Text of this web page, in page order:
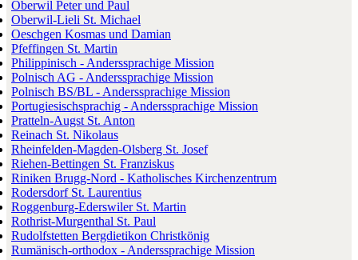
Oberwil Peter und Paul
Oberwil-Lieli St. Michael
Oeschgen Kosmas und Damian
Pfeffingen St. Martin
Philippinisch - Anderssprachige Mission
Polnisch AG - Anderssprachige Mission
Polnisch BS/BL - Anderssprachige Mission
Portugiesischsprachig - Anderssprachige Mission
Pratteln-Augst St. Anton
Reinach St. Nikolaus
Rheinfelden-Magden-Olsberg St. Josef
Riehen-Bettingen St. Franziskus
Riniken Brugg-Nord - Katholisches Kirchenzentrum
Rodersdorf St. Laurentius
Roggenburg-Ederswiler St. Martin
Rothrist-Murgenthal St. Paul
Rudolfstetten Bergdietikon Christkönig
Rumänisch-orthodox - Anderssprachige Mission